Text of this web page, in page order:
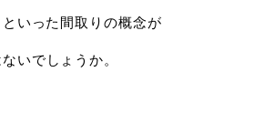
いった間取りの概念が
いでしょうか。